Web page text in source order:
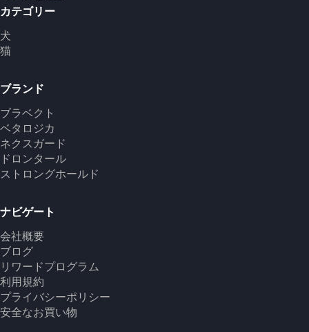
カテゴリー
犬
猫
ブランド
ブラベクト
ベタロジカ
ネクスガード
ドロンタール
ストロングホールド
ナビゲート
会社概要
ブログ
リワードプログラム
利用規約
プライバシーポリシー
安全なお買い物